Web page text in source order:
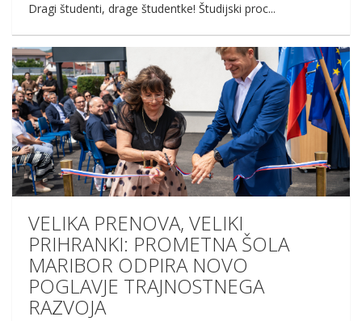
Dragi študenti, drage študentke! Študijski proc...
VELIKA PRENOVA, VELIKI
PRIHRANKI: PROMETNA ŠOLA
MARIBOR ODPIRA NOVO
POGLAVJE TRAJNOSTNEGA
RAZVOJA